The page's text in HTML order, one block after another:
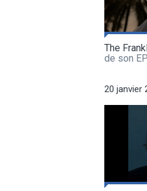
The
de son EP
20 janvier